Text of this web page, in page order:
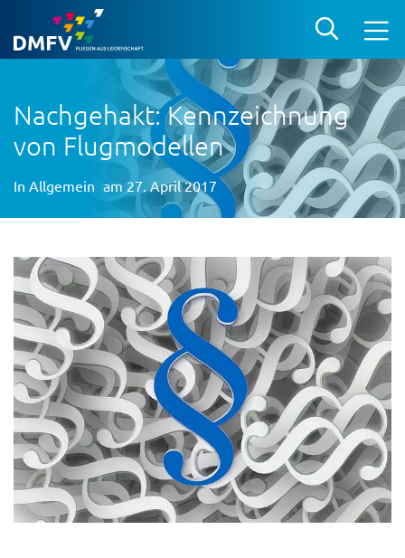
Nachgehakt: Kennzeichnung
von Flugmodellen
In Allgemein am 27. April 2017